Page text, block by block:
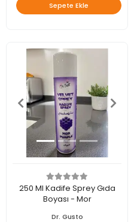
Sepete Ekle
250 Ml Kadife Sprey Gıda
Boyası - Mor
Dr. Gusto